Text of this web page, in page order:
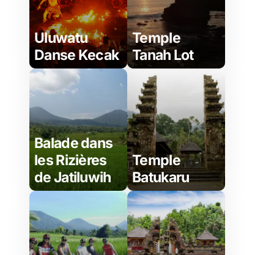
Uluwatu
Danse Kecak
Temple
Tanah Lot
Balade dans
les Rizières
de Jatiluwih
Temple
Batukaru